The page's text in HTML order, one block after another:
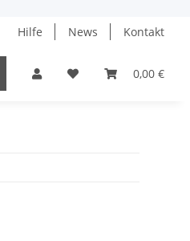
Hilfe
News Kontakt
0,00 €